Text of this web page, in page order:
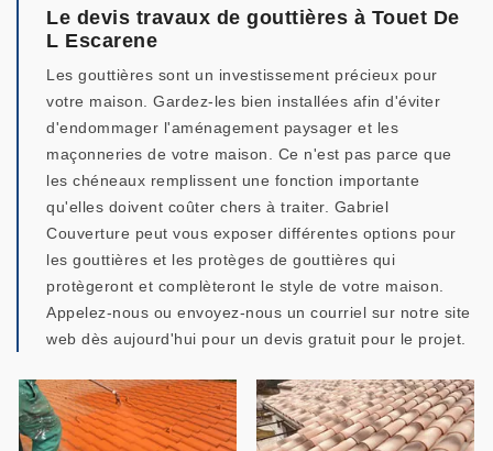
Le devis travaux de gouttières à Touet De
L Escarene
Les gouttières sont un investissement précieux pour
votre maison. Gardez-les bien installées afin d'éviter
d'endommager l'aménagement paysager et les
maçonneries de votre maison. Ce n'est pas parce que
les chéneaux remplissent une fonction importante
qu'elles doivent coûter chers à traiter. Gabriel
Couverture peut vous exposer différentes options pour
les gouttières et les protèges de gouttières qui
protègeront et complèteront le style de votre maison.
Appelez-nous ou envoyez-nous un courriel sur notre site
web dès aujourd'hui pour un devis gratuit pour le projet.